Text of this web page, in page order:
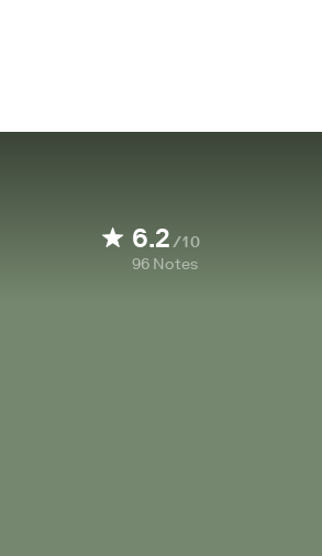
6.2/10
96 Notes